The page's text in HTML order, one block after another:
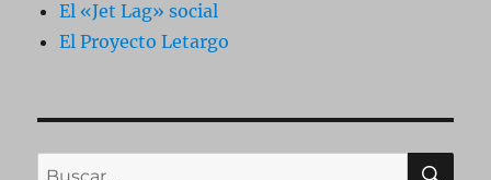
El «Jet Lag» social
El Proyecto Letargo
Buscar